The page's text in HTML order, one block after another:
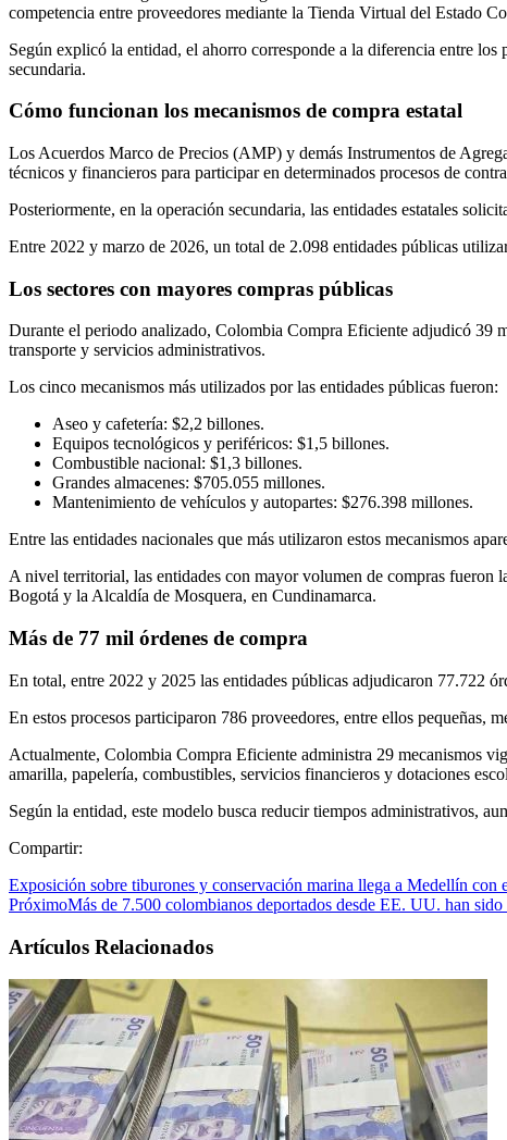
competencia entre proveedores mediante la Tienda Virtual del Estado
Según explicó la entidad, el ahorro corresponde a la diferencia entre
secundaria.
Cómo funcionan los mecanismos de compra estatal
Los Acuerdos Marco de Precios (AMP) y demás Instrumentos de
técnicos y financieros para participar en determinados procesos de
Posteriormente, en la operación secundaria, las entidades estatales
Entre 2022 y marzo de 2026, un total de 2.098 entidades públicas
Los sectores con mayores compras públicas
Durante el periodo analizado, Colombia Compra Eficiente adjudicó 39
transporte y servicios administrativos.
Los cinco mecanismos más utilizados por las entidades públicas fueron:
Aseo y cafetería: $2,2 billones.
Equipos tecnológicos y periféricos: $1,5 billones.
Combustible nacional: $1,3 billones.
Grandes almacenes: $705.055 millones.
Mantenimiento de vehículos y autopartes: $276.398 millones.
Entre las entidades nacionales que más utilizaron estos mecanismos
A nivel territorial, las entidades con mayor volumen de compras
Bogotá y la Alcaldía de Mosquera, en Cundinamarca.
Más de 77 mil órdenes de compra
En total, entre 2022 y 2025 las entidades públicas adjudicaron 77.722
En estos procesos participaron 786 proveedores, entre ellos pequeñas,
Actualmente, Colombia Compra Eficiente administra 29 mecanismos
amarilla, papelería, combustibles, servicios financieros y dotaciones
Según la entidad, este modelo busca reducir tiempos administrativos,
Compartir:
Exposición sobre tiburones y conservación marina llega a Medellín con
PróximoMás de 7.500 colombianos deportados desde EE. UU. han
Artículos Relacionados